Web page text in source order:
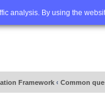
analysis. By using the
Advanced
Framework ‹ Common